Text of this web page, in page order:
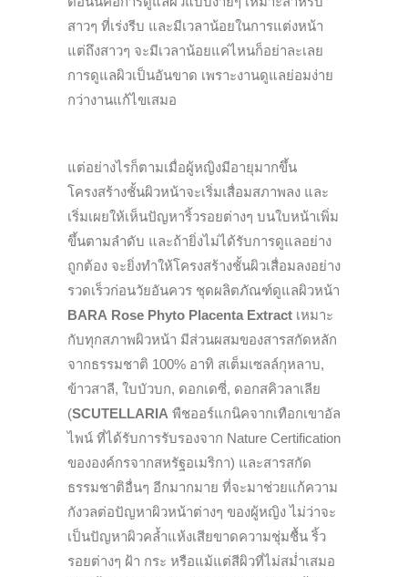
สาวๆ ที่เร่งรีบ และมีเวลาน้อยในการแต่งหน้า
แต่ถึงสาวๆ จะมีเวลาน้อยแค่ไหนก็อย่าละเลย
การดูแลผิวเป็นอันขาด เพราะงานดูแลย่อมง่าย
กว่างานแก้ไขเสมอ
แต่อย่างไรก็ตามเมื่อผู้หญิงมีอายุมากขึ้น
โครงสร้างชั้นผิวหน้าจะเริ่มเสื่อมสภาพลง และ
เริ่มเผยให้เห็นปัญหาริ้วรอยต่างๆ บนใบหน้าเพิ่ม
ขึ้นตามลำดับ และถ้ายิ่งไม่ได้รับการดูแลอย่าง
ถูกต้อง จะยิ่งทำให้โครงสร้างชั้นผิวเสื่อมลงอย่าง
รวดเร็วก่อนวัยอันควร ชุดผลิตภัณฑ์ดูแลผิวหน้า
BARA Rose Phyto Placenta Extract เหมาะ
กับทุกสภาพผิวหน้า มีส่วนผสมของสารสกัดหลัก
จากธรรมชาติ 100% อาทิ สเต็มเซลล์กุหลาบ,
ข้าวสาลี, ใบบัวบก, ดอกเดซี่, ดอกสคิวลาเลีย
(SCUTELLARIA พืชออร์แกนิคจากเทือกเขาอัล
ไพน์ ที่ได้รับการรับรองจาก Nature Certification
ขององค์กรจากสหรัฐอเมริกา) และสารสกัด
ธรรมชาติอื่นๆ อีกมากมาย ที่จะมาช่วยแก้ความ
กังวลต่อปัญหาผิวหน้าต่างๆ ของผู้หญิง ไม่ว่าจะ
เป็นปัญหาผิวคล้ำแห้งเสียขาดความชุ่มชื้น ริ้ว
รอยต่างๆ ฝ้า กระ หรือแม้แต่สีผิวที่ไม่สม่ำเสมอ